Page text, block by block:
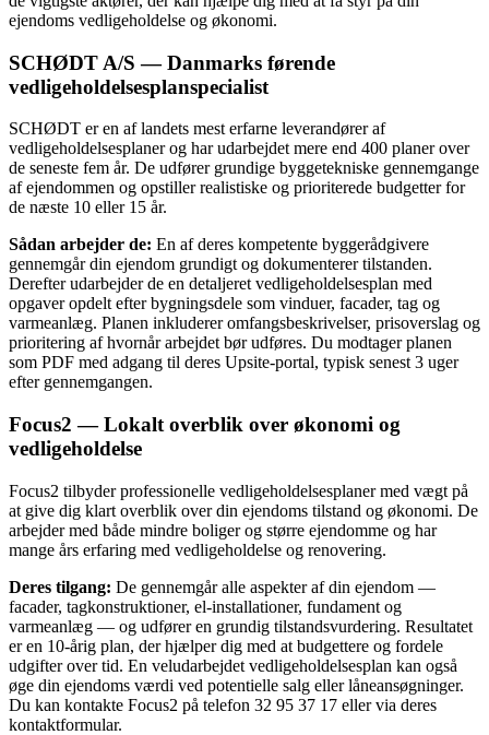
ejendoms vedligeholdelse og økonomi.
SCHØDT A/S — Danmarks førende
vedligeholdelsesplanspecialist
SCHØDT er en af landets mest erfarne leverandører af
vedligeholdelsesplaner og har udarbejdet mere end 400 planer over
de seneste fem år. De udfører grundige byggetekniske gennemgange
af ejendommen og opstiller realistiske og prioriterede budgetter for
de næste 10 eller 15 år.
Sådan arbejder de: En af deres kompetente byggerådgivere
gennemgår din ejendom grundigt og dokumenterer tilstanden.
Derefter udarbejder de en detaljeret vedligeholdelsesplan med
opgaver opdelt efter bygningsdele som vinduer, facader, tag og
varmeanlæg. Planen inkluderer omfangsbeskrivelser, prisoverslag og
prioritering af hvornår arbejdet bør udføres. Du modtager planen
som PDF med adgang til deres Upsite-portal, typisk senest 3 uger
efter gennemgangen.
Focus2 — Lokalt overblik over økonomi og
vedligeholdelse
Focus2 tilbyder professionelle vedligeholdelsesplaner med vægt på
at give dig klart overblik over din ejendoms tilstand og økonomi. De
arbejder med både mindre boliger og større ejendomme og har
mange års erfaring med vedligeholdelse og renovering.
Deres tilgang: De gennemgår alle aspekter af din ejendom —
facader, tagkonstruktioner, el-installationer, fundament og
varmeanlæg — og udfører en grundig tilstandsvurdering. Resultatet
er en 10-årig plan, der hjælper dig med at budgettere og fordele
udgifter over tid. En veludarbejdet vedligeholdelsesplan kan også
øge din ejendoms værdi ved potentielle salg eller låneansøgninger.
Du kan kontakte Focus2 på telefon 32 95 37 17 eller via deres
kontaktformular.